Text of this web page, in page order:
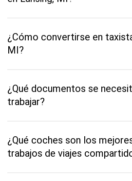
¿Cómo convertirse en
MI?
¿Qué documentos se
trabajar?
¿Qué coches son los
trabajos de viajes